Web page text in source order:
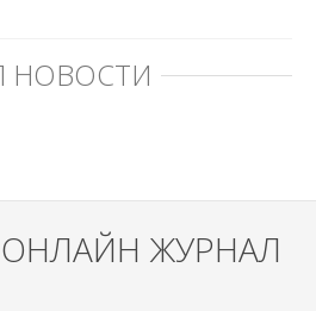
НОВОСТИ
ЖУРНАЛ